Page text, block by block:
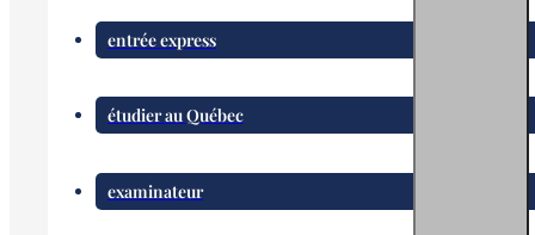
entrée express
étudier au Québec
examinateur